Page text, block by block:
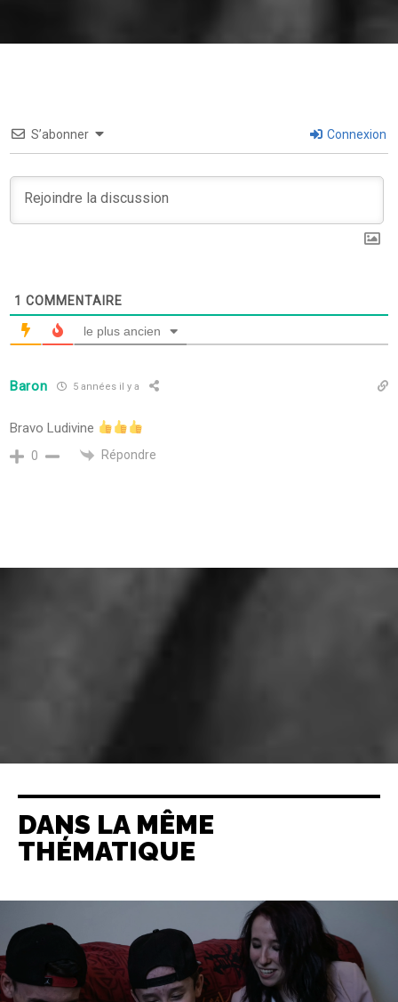
S’abonner Connexion
1 COMMENTAIRE
le plus ancien
Baron 5 années il y a
Bravo Ludivine
0 Répondre
DANS LA MÊME
THÉMATIQUE